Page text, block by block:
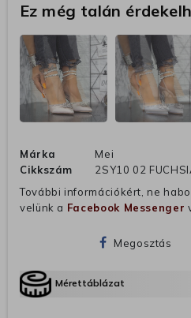
Ez még talán
Márka
Mei
Cikkszám
2SY10 02
További információkért, ne
velünk a Facebook Messenger
Megosztás
Mérettáblázat